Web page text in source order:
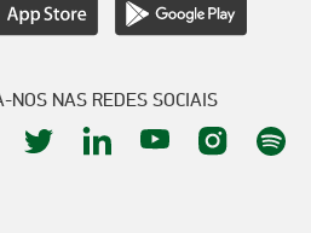
NOS NAS REDES SOCIAIS